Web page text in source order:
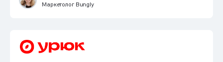
Маркетолог Bungly